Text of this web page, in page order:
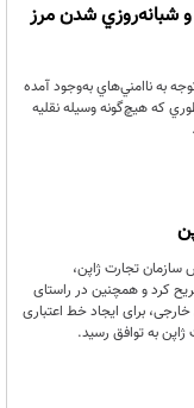
شبانه‌روزي شدن مرز
به ناامني‌هاي به‌وجود آمده
ماه سال 94 بسته شد به‌طوري كه هيچ‌گونه وسيله نقليه
سازمان تجارت ژاپن،
کرد و همچنین در راستای
برای ایجاد خط اعتباری